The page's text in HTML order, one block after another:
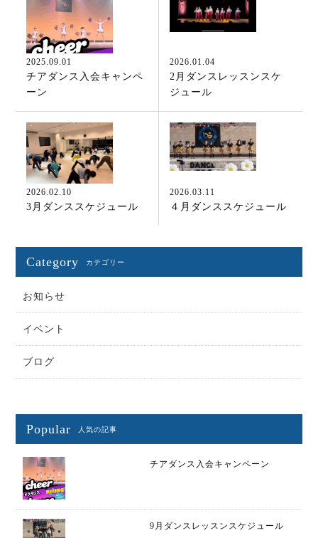
2025.09.01
チアダンス入会キャンペ
ーン
2026.01.04
2月ダンスレッスンスケ
ジュール
2026.02.10
3月ダンススケジュール
2026.03.11
４月ダンススケジュール
Category カテゴリー
お知らせ
イベント
ブログ
Popular 人気の記事
チアダンス入会キャンペーン
9月ダンスレッスンスケジュール